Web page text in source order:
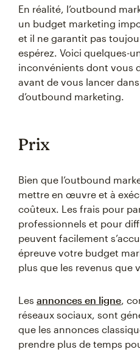
En réalité, l’outbound
un budget marketing
et il ne garantit pas
espérez. Voici quelques-
inconvénients dont vous
avant de vous lancer
d’outbound marketing.
Prix
Bien que l’outbound
mettre en œuvre et à
coûteux. Les frais pour
professionnels et pour
peuvent facilement
épreuve votre budget
plus que les revenus que
Les annonces en ligne,
réseaux sociaux, sont
que les annonces
prendre plus de temps